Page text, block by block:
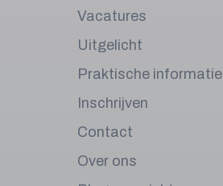
Vacatures
Uitgelicht
Praktische informatie
Inschrijven
Contact
Over ons